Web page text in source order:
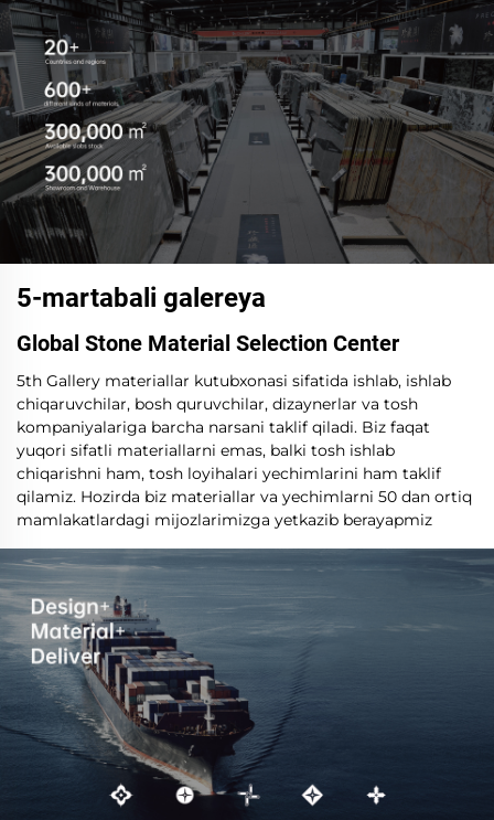
5-martabali galereya
Global Stone Material Selection Center
5th Gallery materiallar kutubxonasi sifatida ishlab, ishlab
chiqaruvchilar, bosh quruvchilar, dizaynerlar va tosh
kompaniyalariga barcha narsani taklif qiladi. Biz faqat
yuqori sifatli materiallarni emas, balki tosh ishlab
chiqarishni ham, tosh loyihalari yechimlarini ham taklif
qilamiz. Hozirda biz materiallar va yechimlarni 50 dan ortiq
mamlakatlardagi mijozlarimizga yetkazib berayapmiz